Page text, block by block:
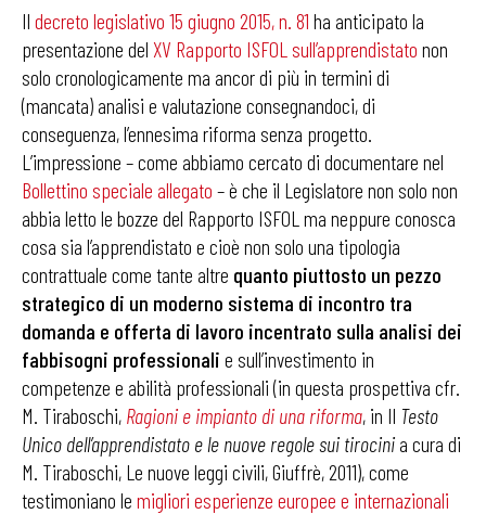
Il decreto legislativo 15 giugno 2015, n. 81 ha anticipato la
presentazione del XV Rapporto ISFOL sull’apprendistato non
solo cronologicamente ma ancor di più in termini di
(mancata) analisi e valutazione consegnandoci, di
conseguenza, l’ennesima riforma senza progetto.
L’impressione – come abbiamo cercato di documentare nel
Bollettino speciale allegato – è che il Legislatore non solo non
abbia letto le bozze del Rapporto ISFOL ma neppure conosca
cosa sia l’apprendistato e cioè non solo una tipologia
contrattuale come tante altre quanto piuttosto un pezzo
strategico di un moderno sistema di incontro tra
domanda e offerta di lavoro incentrato sulla analisi dei
fabbisogni professionali e sull’investimento in
competenze e abilità professionali (in questa prospettiva cfr.
M. Tiraboschi, Ragioni e impianto di una riforma, in Il Testo
Unico dell’apprendistato e le nuove regole sui tirocini a cura di
M. Tiraboschi, Le nuove leggi civili, Giuffrè, 2011), come
testimoniano le migliori esperienze europee e internazionali